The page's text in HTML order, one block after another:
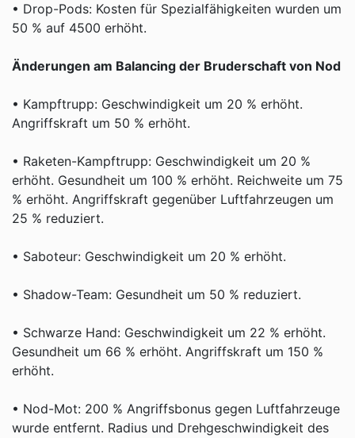
• Drop-Pods: Kosten für Spezialfähigkeiten wurden um
50 % auf 4500 erhöht.
Änderungen am Balancing der Bruderschaft von Nod
• Kampftrupp: Geschwindigkeit um 20 % erhöht.
Angriffskraft um 50 % erhöht.
• Raketen-Kampftrupp: Geschwindigkeit um 20 %
erhöht. Gesundheit um 100 % erhöht. Reichweite um 75
% erhöht. Angriffskraft gegenüber Luftfahrzeugen um
25 % reduziert.
• Saboteur: Geschwindigkeit um 20 % erhöht.
• Shadow-Team: Gesundheit um 50 % reduziert.
• Schwarze Hand: Geschwindigkeit um 22 % erhöht.
Gesundheit um 66 % erhöht. Angriffskraft um 150 %
erhöht.
• Nod-Mot: 200 % Angriffsbonus gegen Luftfahrzeuge
wurde entfernt. Radius und Drehgeschwindigkeit des